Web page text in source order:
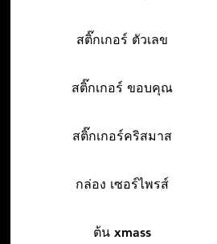
สติ๊กเกอร์ ตัวเลข
สติ๊กเกอร์ ขอบคุณ
สติ๊กเกอร์คริสมาส
กล่อง เซอร์ไพรส์
ต้น xmass